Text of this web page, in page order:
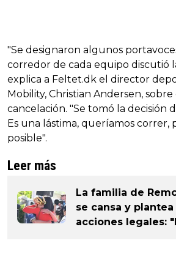
"Se designaron algunos
corredor de cada equipo discutió
explica a Feltet.dk el director
Mobility, Christian Andersen,
cancelación. "Se tomó la decisión
Es una lástima, queríamos correr,
posible".
Leer más
La familia de
se cansa y
acciones legales: